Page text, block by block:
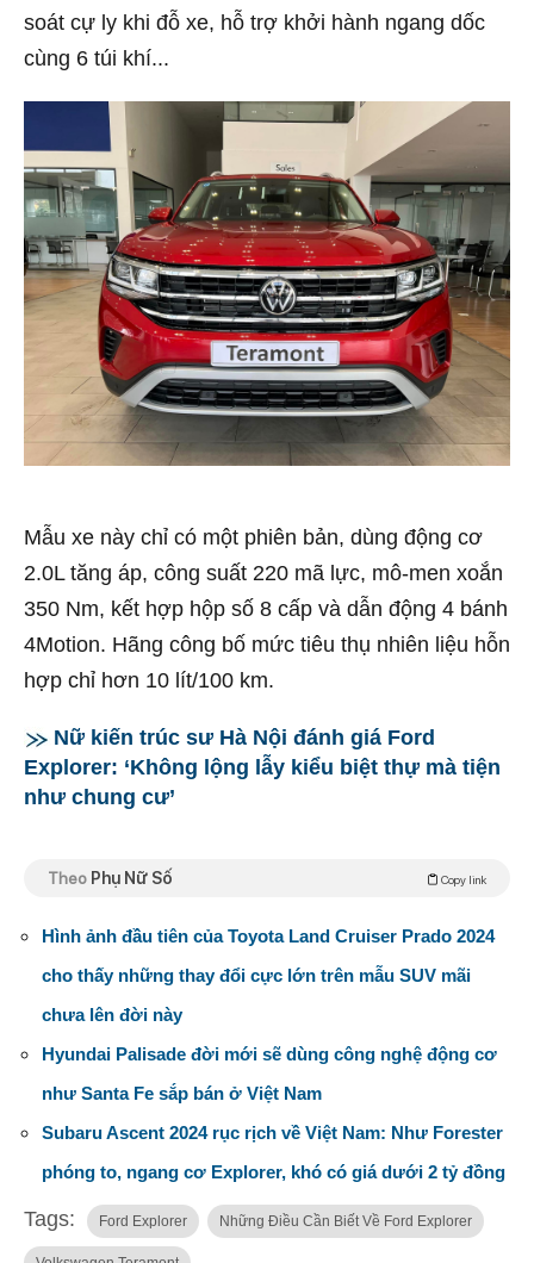
soát cự ly khi đỗ xe, hỗ trợ khởi hành ngang dốc
cùng 6 túi khí...
Mẫu xe này chỉ có một phiên bản, dùng động cơ
2.0L tăng áp, công suất 220 mã lực, mô-men xoắn
350 Nm, kết hợp hộp số 8 cấp và dẫn động 4 bánh
4Motion. Hãng công bố mức tiêu thụ nhiên liệu hỗn
hợp chỉ hơn 10 lít/100 km.
Nữ kiến trúc sư Hà Nội đánh giá Ford
Explorer: ‘Không lộng lẫy kiểu biệt thự mà tiện
như chung cư’
Theo Phụ Nữ Số Copy link
Hình ảnh đầu tiên của Toyota Land Cruiser Prado 2024
cho thấy những thay đổi cực lớn trên mẫu SUV mãi
chưa lên đời này
Hyundai Palisade đời mới sẽ dùng công nghệ động cơ
như Santa Fe sắp bán ở Việt Nam
Subaru Ascent 2024 rục rịch về Việt Nam: Như Forester
phóng to, ngang cơ Explorer, khó có giá dưới 2 tỷ đồng
Tags: Ford Explorer Những Điều Cần Biết Về Ford Explorer